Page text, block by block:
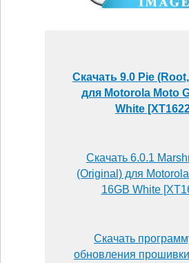
Скачать 9.0 Pie
для Motorola Moto
White
Скачать 6.0.1
(Original) для
16GB White
Скачать
обновления